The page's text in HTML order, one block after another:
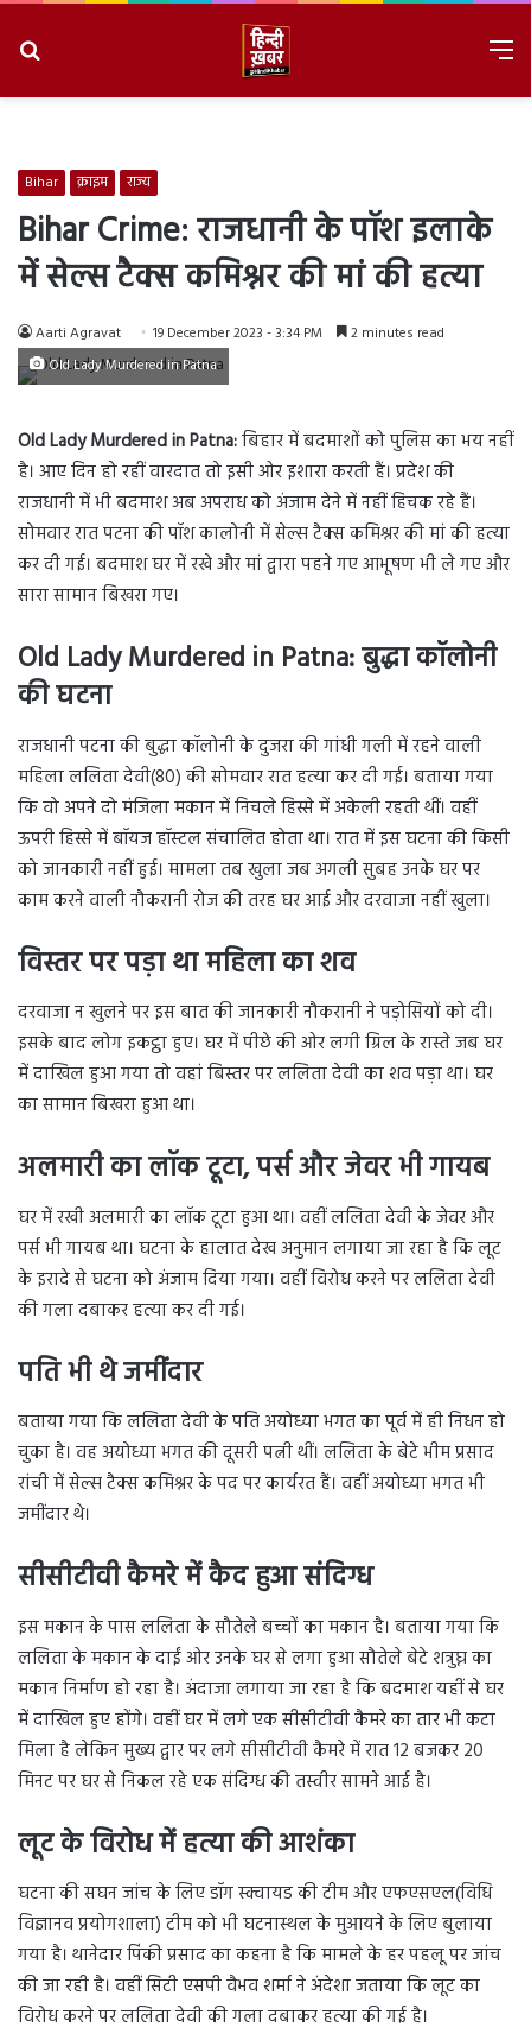
Bihar क्राइम राज्य
Bihar Crime: राजधानी के पॉश इलाके
में सेल्स टैक्स कमिश्नर की मां की हत्या
Aarti Agravat 19 December 2023 - 3:34 PM 2 minutes read
Old Lady Murdered in Patna
Old Lady Murdered in Patna:बिहार में बदमाशों को पुलिस का भय नहीं
है। आए दिन हो रहीं वारदात तो इसी ओर इशारा करती हैं। प्रदेश की
राजधानी में भी बदमाश अब अपराध को अंजाम देने में नहीं हिचक रहे हैं।
सोमवार रात पटना की पॉश कालोनी में सेल्स टैक्स कमिश्नर की मां की हत्या
कर दी गई। बदमाश घर में रखे और मां द्वारा पहने गए आभूषण भी ले गए और
सारा सामान बिखरा गए।
Old Lady Murdered in Patna: बुद्धा कॉलोनी
की घटना
राजधानी पटना की बुद्धा कॉलोनी के दुजरा की गांधी गली में रहने वाली
महिला ललिता देवी(80) की सोमवार रात हत्या कर दी गई। बताया गया
कि वो अपने दो मंजिला मकान में निचले हिस्से में अकेली रहती थीं। वहीं
ऊपरी हिस्से में बॉयज हॉस्टल संचालित होता था। रात में इस घटना की किसी
को जानकारी नहीं हुई। मामला तब खुला जब अगली सुबह उनके घर पर
काम करने वाली नौकरानी रोज की तरह घर आई और दरवाजा नहीं खुला।
विस्तर पर पड़ा था महिला का शव
दरवाजा न खुलने पर इस बात की जानकारी नौकरानी ने पड़ोसियों को दी।
इसके बाद लोग इकट्ठा हुए। घर में पीछे की ओर लगी ग्रिल के रास्ते जब घर
में दाखिल हुआ गया तो वहां बिस्तर पर ललिता देवी का शव पड़ा था। घर
का सामान बिखरा हुआ था।
अलमारी का लॉक टूटा, पर्स और जेवर भी गायब
घर में रखी अलमारी का लॉक टूटा हुआ था। वहीं ललिता देवी के जेवर और
पर्स भी गायब था। घटना के हालात देख अनुमान लगाया जा रहा है कि लूट
के इरादे से घटना को अंजाम दिया गया। वहीं विरोध करने पर ललिता देवी
की गला दबाकर हत्या कर दी गई।
पति भी थे जमींदार
बताया गया कि ललिता देवी के पति अयोध्या भगत का पूर्व में ही निधन हो
चुका है। वह अयोध्या भगत की दूसरी पत्नी थीं। ललिता के बेटे भीम प्रसाद
रांची में सेल्स टैक्स कमिश्नर के पद पर कार्यरत हैं। वहीं अयोध्या भगत भी
जमींदार थे।
सीसीटीवी कैमरे में कैद हुआ संदिग्ध
इस मकान के पास ललिता के सौतेले बच्चों का मकान है। बताया गया कि
ललिता के मकान के दाईं ओर उनके घर से लगा हुआ सौतेले बेटे शत्रुघ्न का
मकान निर्माण हो रहा है। अंदाजा लगाया जा रहा है कि बदमाश यहीं से घर
में दाखिल हुए होंगे। वहीं घर में लगे एक सीसीटीवी कैमरे का तार भी कटा
मिला है लेकिन मुख्य द्वार पर लगे सीसीटीवी कैमरे में रात 12 बजकर 20
मिनट पर घर से निकल रहे एक संदिग्ध की तस्वीर सामने आई है।
लूट के विरोध में हत्या की आशंका
घटना की सघन जांच के लिए डॉग स्क्वायड की टीम और एफएसएल(विधि
विज्ञानव प्रयोगशाला) टीम को भी घटनास्थल के मुआयने के लिए बुलाया
गया है। थानेदार पिंकी प्रसाद का कहना है कि मामले के हर पहलू पर जांच
की जा रही है। वहीं सिटी एसपी वैभव शर्मा ने अंदेशा जताया कि लूट का
विरोध करने पर ललिता देवी की गला दबाकर हत्या की गई है।